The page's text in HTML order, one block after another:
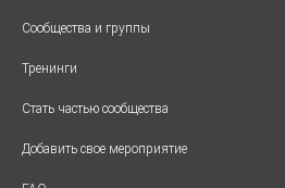
Сообщества и группы
Тренинги
Стать частью сообщества
Добавить свое мероприятие